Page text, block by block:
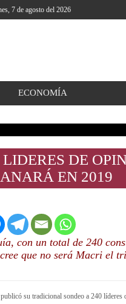
7 de agosto del 2026
ECONOMÍA
DE
EN 2019
con un total de 240
que no será Macri el
su tradicional sondeo a 240